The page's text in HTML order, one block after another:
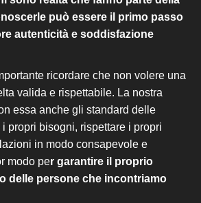
può essere il primo passo
autenticità e soddisfazione
ricordare che non volere una
valida e rispettabile. La nostra
essa anche gli standard delle
propri bisogni, rispettare i propri
in modo consapevole e
modo per garantire il proprio
delle persone che incontriamo